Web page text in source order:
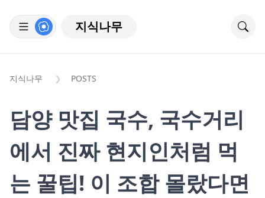
지식나무
지식나무 POSTS
담양 맛집 국수, 국수거리
에서 진짜 현지인처럼 먹
는 꿀팁! 이 조합 몰랐다면